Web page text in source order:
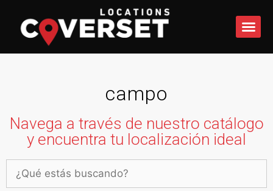
campo
Navega a través de nuestro catálogo
y encuentra tu localización ideal